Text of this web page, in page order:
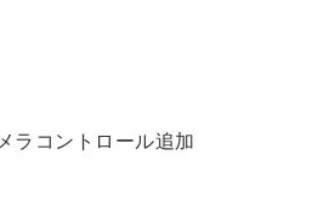
ラコントロール追加